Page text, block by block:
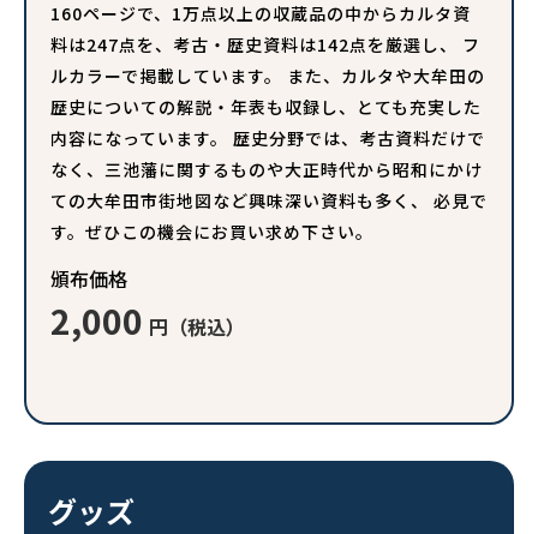
160ページで、1万点以上の収蔵品の中からカルタ資
料は247点を、考古・歴史資料は142点を厳選し、 フ
ルカラーで掲載しています。 また、カルタや大牟田の
歴史についての解説・年表も収録し、とても充実した
内容になっています。 歴史分野では、考古資料だけで
なく、三池藩に関するものや大正時代から昭和にかけ
ての大牟田市街地図など興味深い資料も多く、 必見で
す。ぜひこの機会にお買い求め下さい。
頒布価格
2,000 円（税込）
グッズ